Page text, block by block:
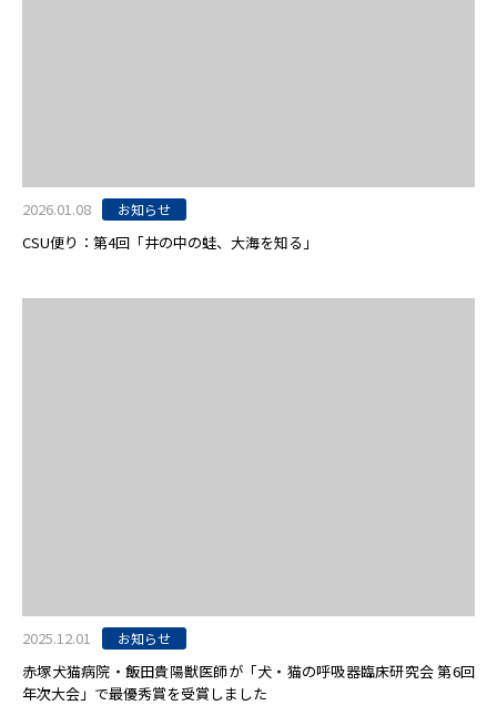
2026.01.08 お知らせ
CSU便り：第4回「井の中の蛙、大海を知る」
2025.12.01 お知らせ
赤塚犬猫病院・飯田貴陽獣医師が「犬・猫の呼吸器臨床研究会 第6回
年次大会」で最優秀賞を受賞しました